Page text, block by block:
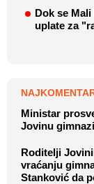
Dok se
uplate za
Ministar
Jovinu
Roditelji
vraćanju
Stanković da